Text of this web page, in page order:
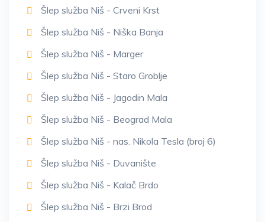
Šlep služba Niš - Crveni Krst
Šlep služba Niš - Niška Banja
Šlep služba Niš - Marger
Šlep služba Niš - Staro Groblje
Šlep služba Niš - Jagodin Mala
Šlep služba Niš - Beograd Mala
Šlep služba Niš - nas. Nikola Tesla (broj 6)
Šlep služba Niš - Duvanište
Šlep služba Niš - Kalač Brdo
Šlep služba Niš - Brzi Brod